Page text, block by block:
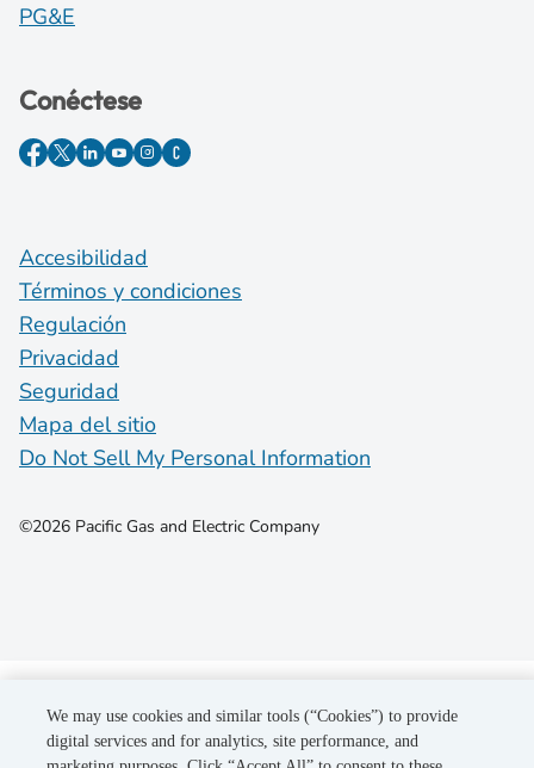
PG&E
Conéctese
Accesibilidad
Términos y condiciones
Regulación
Privacidad
Seguridad
Mapa del sitio
Do Not Sell My Personal Information
©2026 Pacific Gas and Electric Company
We may use cookies and similar tools (“Cookies”) to provide
digital services and for analytics, site performance, and